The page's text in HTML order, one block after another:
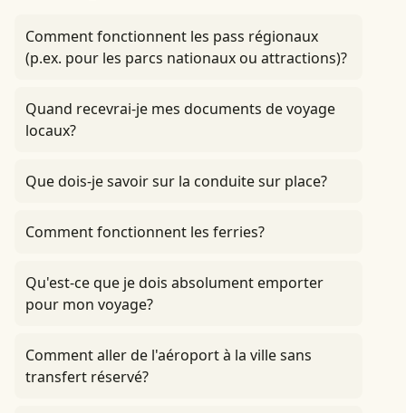
Comment fonctionnent les pass régionaux
(p.ex. pour les parcs nationaux ou attractions)?
Quand recevrai-je mes documents de voyage
locaux?
Que dois-je savoir sur la conduite sur place?
Comment fonctionnent les ferries?
Qu'est-ce que je dois absolument emporter
pour mon voyage?
Comment aller de l'aéroport à la ville sans
transfert réservé?